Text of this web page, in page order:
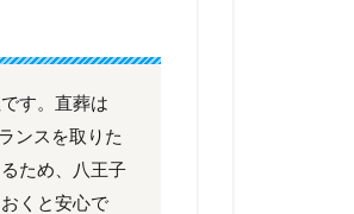
す。直葬は
ンスを取りた
ため、八王子
くと安心で